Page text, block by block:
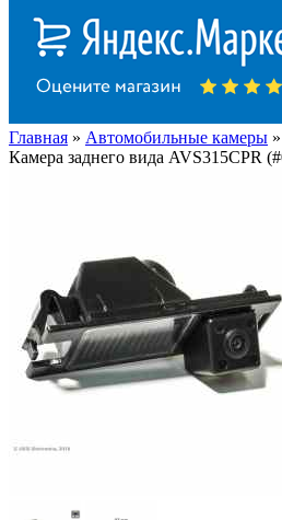
Главная » Автомобильные камеры »
Камера заднего вида AVS315CPR